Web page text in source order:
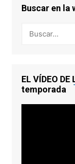
Buscar en la
EL VÍDEO
temporada